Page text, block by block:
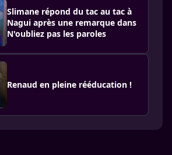
Slimane répond du tac au tac à
Nagui après une remarque dans
N'oubliez pas les paroles
Renaud en pleine rééducation !